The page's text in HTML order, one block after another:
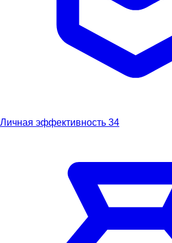
Личная эффективность 34